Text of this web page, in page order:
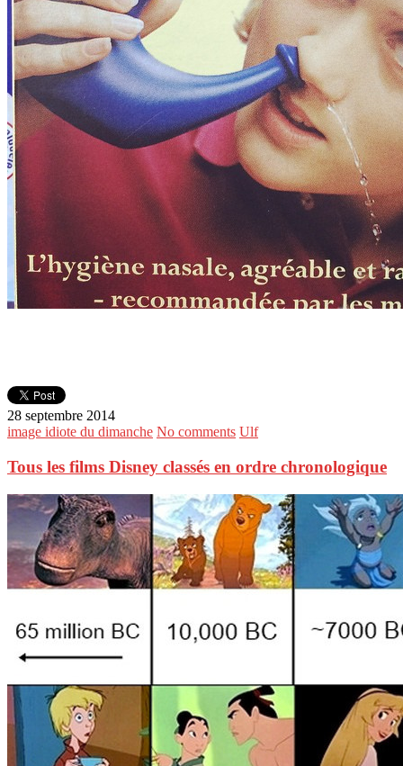
28 septembre 2014
image idiote du dimanche No comments Ulf
Tous les films Disney classés en ordre chronologique